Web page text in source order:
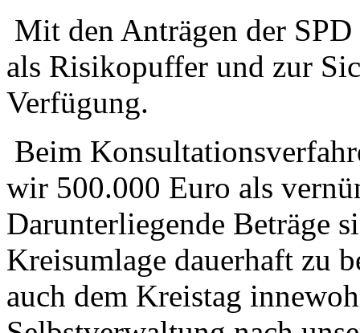
Mit den Anträgen der
als Risikopuffer und zur
Verfügung.
Beim
wir 500.000 Euro als
Darunterliegende Beträge
Kreisumlage dauerhaft zu
auch dem Kreistag